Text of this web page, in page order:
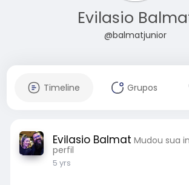
Evilasio
@balmatjunior
Timeline Grupos
Evilasio Balmat Mudou sua
perfil
5 yrs